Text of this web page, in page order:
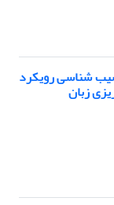
شناسی رویکرد
زبان